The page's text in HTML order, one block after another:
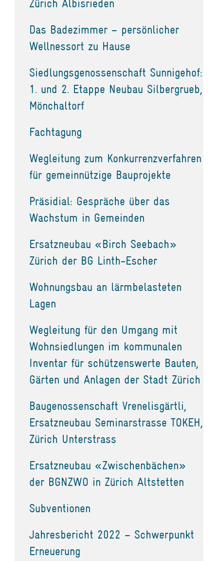
Zürich Albisrieden
Das Badezimmer – persönlicher
Wellnessort zu Hause
Siedlungsgenossenschaft Sunnigehof:
1. und 2. Etappe Neubau Silbergrueb,
Mönchaltorf
Fachtagung
Wegleitung zum Konkurrenzverfahren
für gemeinnützige Bauprojekte
Präsidial: Gespräche über das
Wachstum in Gemeinden
Ersatzneubau «Birch Seebach»
Zürich der BG Linth-Escher
Wohnungsbau an lärmbelasteten
Lagen
Wegleitung für den Umgang mit
Wohnsiedlungen im kommunalen
Inventar für schützenswerte Bauten,
Gärten und Anlagen der Stadt Zürich
Baugenossenschaft Vrenelisgärtli,
Ersatzneubau Seminarstrasse TOKEH,
Zürich Unterstrass
Ersatzneubau «Zwischenbächen»
der BGNZWO in Zürich Altstetten
Subventionen
Jahresbericht 2022 – Schwerpunkt
Erneuerung